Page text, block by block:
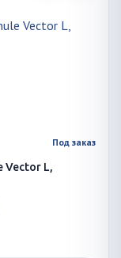
Под заказ
Vector L,